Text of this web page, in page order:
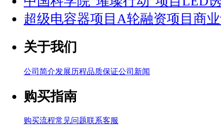
超级电容器项目A轮融资项目商
关于我们
公司简介发展历程品质保证公司新闻
购买指南
购买流程常见问题联系客服